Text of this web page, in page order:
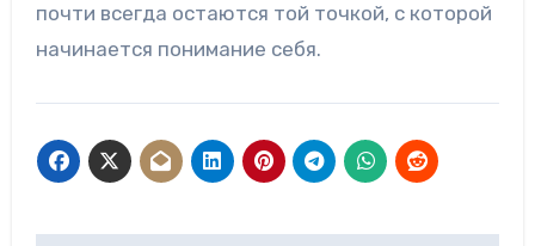
почти всегда остаются той точкой, с которой
начинается понимание себя.